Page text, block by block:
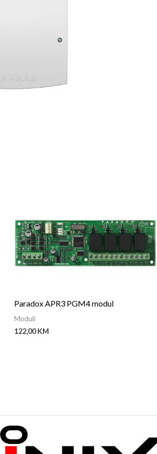
Paradox APR3 PGM4 modul
Moduli
122,00KM